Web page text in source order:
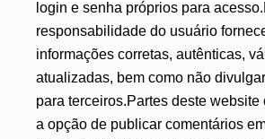
login e senha próprios para
responsabilidade do usuário
informações corretas, autênticas,
atualizadas, bem como não
para terceiros.Partes deste
a opção de publicar comentários